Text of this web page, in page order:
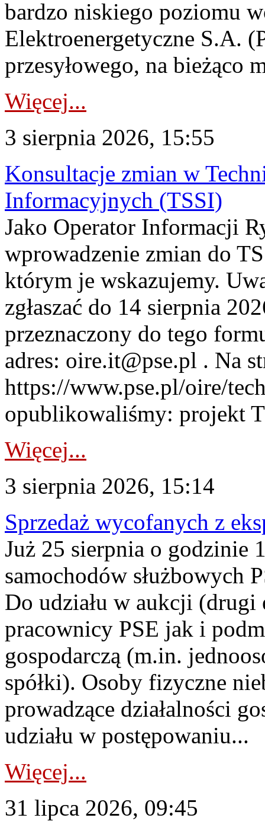
bardzo niskiego poziomu
Elektroenergetyczne S.A.
przesyłowego, na bieżąco
Więcej...
3 sierpnia 2026, 15:55
Konsultacje zmian w
Informacyjnych (TSSI)
Jako Operator Informacji
wprowadzenie zmian do
którym je wskazujemy.
zgłaszać do 14 sierpnia
przeznaczony do tego
adres: oire.it@pse.pl . Na
https://www.pse.pl/oire/
opublikowaliśmy: projekt
Więcej...
3 sierpnia 2026, 15:14
Sprzedaż wycofanych z
Już 25 sierpnia o godzinie
samochodów służbowych
Do udziału w aukcji (drugi
pracownicy PSE jak i
gospodarczą (m.in.
spółki). Osoby fizyczne
prowadzące działalności
udziału w postępowaniu...
Więcej...
31 lipca 2026, 09:45